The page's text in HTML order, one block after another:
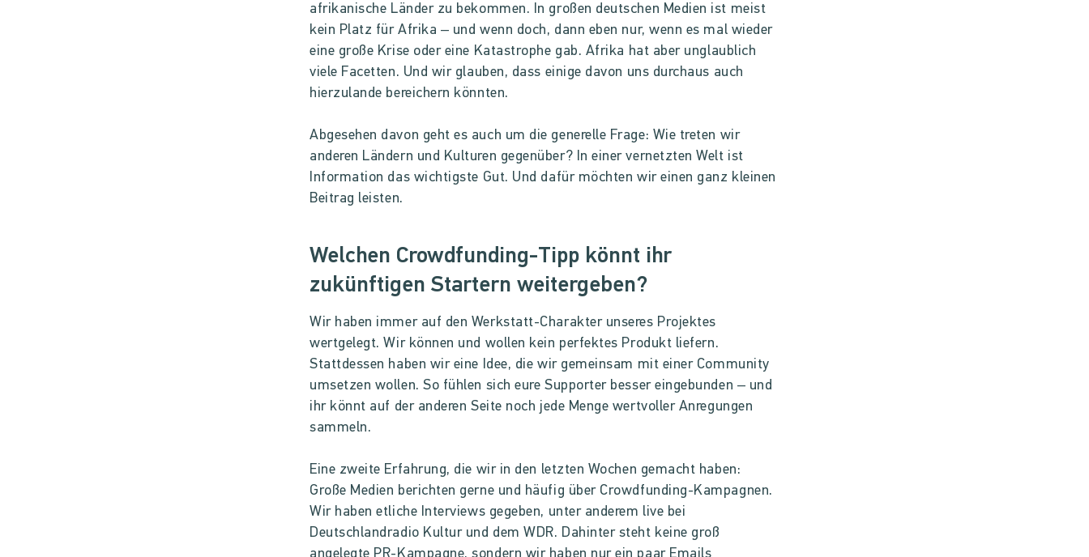
afrikanische Länder zu bekommen. In großen deutschen Medien ist meist
kein Platz für Afrika – und wenn doch, dann eben nur, wenn es mal wieder
eine große Krise oder eine Katastrophe gab. Afrika hat aber unglaublich
viele Facetten. Und wir glauben, dass einige davon uns durchaus auch
hierzulande bereichern könnten.
Abgesehen davon geht es auch um die generelle Frage: Wie treten wir
anderen Ländern und Kulturen gegenüber? In einer vernetzten Welt ist
Information das wichtigste Gut. Und dafür möchten wir einen ganz kleinen
Beitrag leisten.
Welchen Crowdfunding-Tipp könnt ihr
zukünftigen Startern weitergeben?
Wir haben immer auf den Werkstatt-Charakter unseres Projektes
wertgelegt. Wir können und wollen kein perfektes Produkt liefern.
Stattdessen haben wir eine Idee, die wir gemeinsam mit einer Community
umsetzen wollen. So fühlen sich eure Supporter besser eingebunden – und
ihr könnt auf der anderen Seite noch jede Menge wertvoller Anregungen
sammeln.
Eine zweite Erfahrung, die wir in den letzten Wochen gemacht haben:
Große Medien berichten gerne und häufig über Crowdfunding-Kampagnen.
Wir haben etliche Interviews gegeben, unter anderem live bei
Deutschlandradio Kultur und dem WDR. Dahinter steht keine groß
angelegte PR-Kampagne, sondern wir haben nur ein paar Emails